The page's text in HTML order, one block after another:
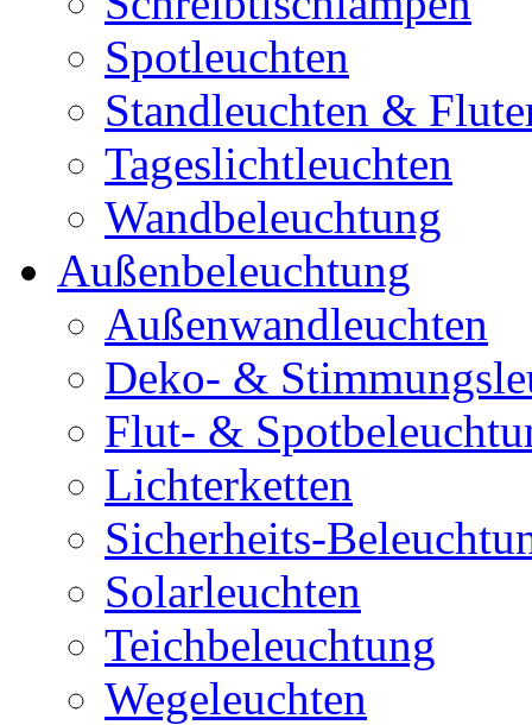
Spotleuchten
Standleuchten &
Tageslichtleuchten
Wandbeleuchtung
Außenbeleuchtung
Außenwandleuchten
Deko- &
Flut- &
Lichterketten
Sicherheits-
Solarleuchten
Teichbeleuchtung
Wegeleuchten